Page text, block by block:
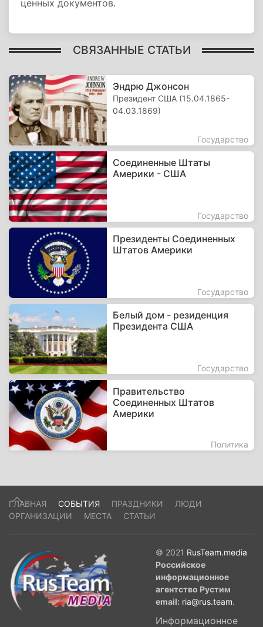
ценных документов.
СВЯЗАННЫЕ СТАТЬИ
Эндрю Джонсон
Президент США (15.04.1865-
04.03.1869)
Государство
Соединенные Штаты
Америки - США
Государство
Президенты Соединенных
Штатов Америки
Государство
Белый дом - резиденция
Президента США
Государство
Правительство
Соединенных Штатов
Америки
Политика
ГЛАВНАЯ СОБЫТИЯ ПРАЗДНИКИ
ЛЮДИ
ОРГАНИЗАЦИИ
МЕСТА СТАТЬИ
© 2021 RusTeam.media
Российское
информационное
агентство Рустим
email: ria@rus.team.
Информационное